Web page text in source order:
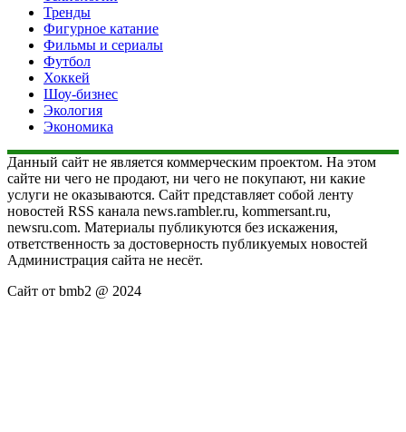
Тренды
Фигурное катание
Фильмы и сериалы
Футбол
Хоккей
Шоу-бизнес
Экология
Экономика
Данный сайт не является коммерческим проектом. На этом
сайте ни чего не продают, ни чего не покупают, ни какие
услуги не оказываются. Сайт представляет собой ленту
новостей RSS канала news.rambler.ru, kommersant.ru,
newsru.com. Материалы публикуются без искажения,
ответственность за достоверность публикуемых новостей
Администрация сайта не несёт.
Сайт от bmb2 @ 2024